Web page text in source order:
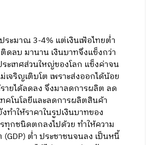
ระ​มาณ​ 3-4​% แต่เงินเฟ้อไทยต่ำ
ดลบ​ มานาน​ เงินบาท​จึงแข็งกว่า
ระเทศส่วนใหญ่ของโลก แข็งค่าจน
เจริญเติบโต เพราะส่งออกได้​น้อย​
ายได้ลดลง​ จึงมาลดการผลิต​ ลด
คโนโลยี​และลดการผลิตสินค้า​
ทำให้ราคาในรูปเงินบาทของ
ทุกชนิดตกลงไปด้วย ทำให้ความ
(GDP)​ ต่ำ​ ประชาชนจนลง​ เป็นหนี้